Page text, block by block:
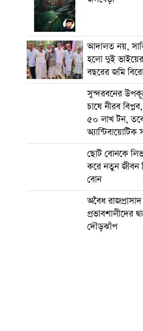
আদালত নয়,
হলো দুই
বছরের জমি
সুন্দরবনের
চাষে নীরব
৫০ লাখ টন,
অ্যান্টিবায়োটিক
ছোট বোনকে
করে নতুন জীবন
বোন
অবৈধ
প্রভাবশালীদের
দৌড়ঝাঁপ